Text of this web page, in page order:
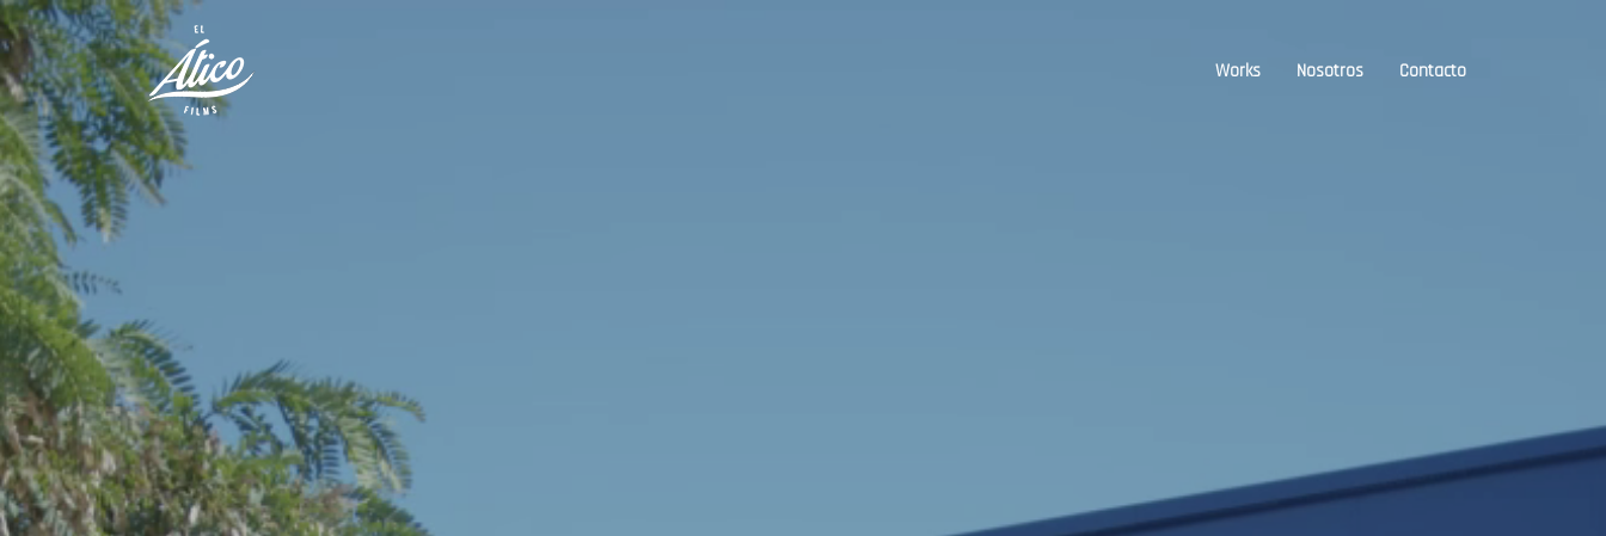
Works Nosotros Contacto